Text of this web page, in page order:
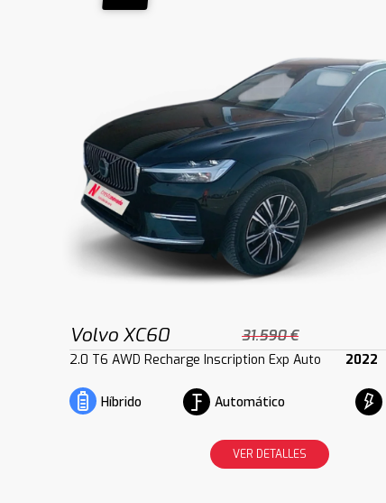
Volvo XC60 31.590 €
2.0 T6 AWD Recharge Inscription Exp Auto 2022
Híbrido Automático
VER DETALLES